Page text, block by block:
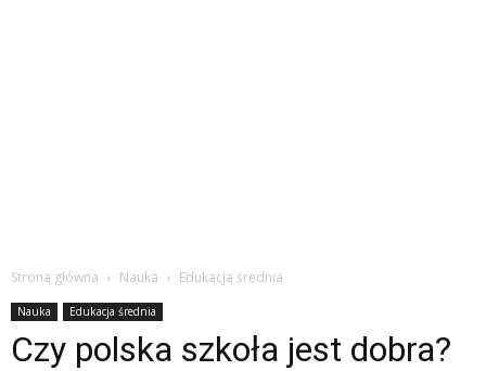
Strona główna Nauka Edukacja średnia
Nauka Edukacja średnia
Czy polska szkoła jest dobra?